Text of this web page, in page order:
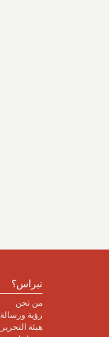
نبراس؟
من نحن
رؤية ورسالة
هيئة التحرير